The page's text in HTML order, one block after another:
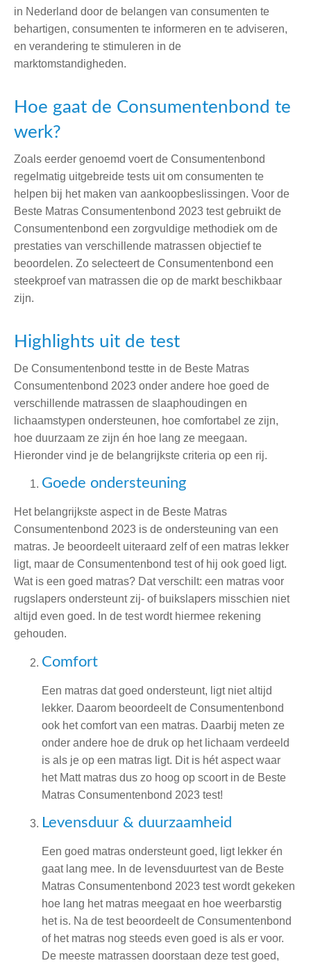
in Nederland door de belangen van consumenten te
behartigen, consumenten te informeren en te adviseren,
en verandering te stimuleren in de
marktomstandigheden.
Hoe gaat de Consumentenbond te
werk?
Zoals eerder genoemd voert de Consumentenbond
regelmatig uitgebreide tests uit om consumenten te
helpen bij het maken van aankoopbeslissingen. Voor de
Beste Matras Consumentenbond 2023 test gebruikt de
Consumentenbond een zorgvuldige methodiek om de
prestaties van verschillende matrassen objectief te
beoordelen. Zo selecteert de Consumentenbond een
steekproef van matrassen die op de markt beschikbaar
zijn.
Highlights uit de test
De Consumentenbond testte in de Beste Matras
Consumentenbond 2023 onder andere hoe goed de
verschillende matrassen de slaaphoudingen en
lichaamstypen ondersteunen, hoe comfortabel ze zijn,
hoe duurzaam ze zijn én hoe lang ze meegaan.
Hieronder vind je de belangrijkste criteria op een rij.
Goede ondersteuning
Het belangrijkste aspect in de Beste Matras
Consumentenbond 2023 is de ondersteuning van een
matras. Je beoordeelt uiteraard zelf of een matras lekker
ligt, maar de Consumentenbond test of hij ook goed ligt.
Wat is een goed matras? Dat verschilt: een matras voor
rugslapers ondersteunt zij- of buikslapers misschien niet
altijd even goed. In de test wordt hiermee rekening
gehouden.
Comfort
Een matras dat goed ondersteunt, ligt niet altijd
lekker. Daarom beoordeelt de Consumentenbond
ook het comfort van een matras. Daarbij meten ze
onder andere hoe de druk op het lichaam verdeeld
is als je op een matras ligt. Dit is hét aspect waar
het Matt matras dus zo hoog op scoort in de Beste
Matras Consumentenbond 2023 test!
Levensduur & duurzaamheid
Een goed matras ondersteunt goed, ligt lekker én
gaat lang mee. In de levensduurtest van de Beste
Matras Consumentenbond 2023 test wordt gekeken
hoe lang het matras meegaat en hoe weerbarstig
het is. Na de test beoordeelt de Consumentenbond
of het matras nog steeds even goed is als er voor.
De meeste matrassen doorstaan deze test goed,